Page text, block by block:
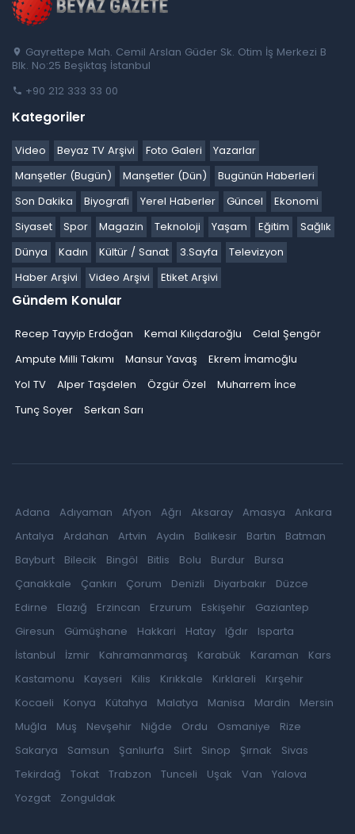
Gayrettepe Mah. Cemil Arslan Güder Sk. Otim İş Merkezi B
Blk. No:25 Beşiktaş İstanbul
+90 212 333 33 00
Kategoriler
Video Beyaz TV Arşivi Foto Galeri
Yazarlar
Manşetler (Bugün)
Manşetler (Dün)
Bugünün Haberleri
Son Dakika
Biyografi Yerel Haberler Güncel
Ekonomi
Siyaset
Spor Magazin Teknoloji Yaşam Eğitim
Sağlık
Dünya
Kadın Kültür / Sanat 3.Sayfa
Televizyon
Haber Arşivi
Video Arşivi Etiket Arşivi
Gündem Konular
Recep Tayyip Erdoğan Kemal Kılıçdaroğlu
Celal Şengör
Ampute Milli Takımı
Mansur Yavaş
Ekrem İmamoğlu
Yol TV
Alper Taşdelen Özgür Özel
Muharrem İnce
Tunç Soyer
Serkan Sarı
Adana Adıyaman Afyon Ağrı Aksaray Amasya
Ankara
Antalya
Ardahan Artvin Aydın Balıkesir Bartın
Batman
Bayburt
Bilecik Bingöl Bitlis Bolu Burdur
Bursa
Çanakkale
Çankırı Çorum Denizli Diyarbakır
Düzce
Edirne
Elazığ Erzincan Erzurum Eskişehir
Gaziantep
Giresun
Gümüşhane Hakkari Hatay Iğdır
Isparta
İstanbul
İzmir Kahramanmaraş Karabük Karaman
Kars
Kastamonu
Kayseri Kilis Kırıkkale Kırklareli
Kırşehir
Kocaeli
Konya Kütahya Malatya Manisa Mardin
Mersin
Muğla
Muş Nevşehir Niğde Ordu Osmaniye
Rize
Sakarya
Samsun Şanlıurfa Siirt Sinop Şırnak
Sivas
Tekirdağ
Tokat Trabzon Tunceli Uşak Van
Yalova
Yozgat
Zonguldak